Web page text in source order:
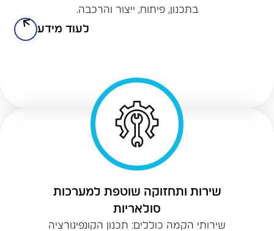
בתכנון, פיתוח, ייצור והרכבה.
לעוד מידע
שירות ותחזוקה שוטפת למערכות
סולאריות
שירותי הקמה כוללים: תכנון הקונפיגורציה